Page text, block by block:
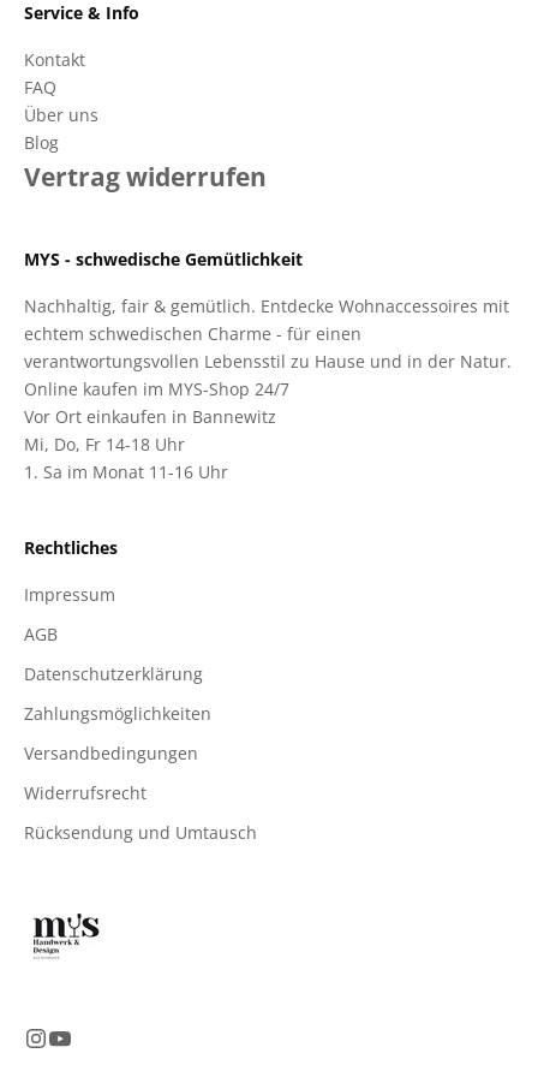
Service & Info
Kontakt
FAQ
Über uns
Blog
Vertrag widerrufen
MYS - schwedische Gemütlichkeit
Nachhaltig, fair & gemütlich. Entdecke Wohnaccessoires mit
echtem schwedischen Charme - für einen
verantwortungsvollen Lebensstil zu Hause und in der Natur.
Online kaufen im MYS-Shop 24/7
Vor Ort einkaufen in Bannewitz
Mi, Do, Fr 14-18 Uhr
1. Sa im Monat 11-16 Uhr
Rechtliches
Impressum
AGB
Datenschutzerklärung
Zahlungsmöglichkeiten
Versandbedingungen
Widerrufsrecht
Rücksendung und Umtausch